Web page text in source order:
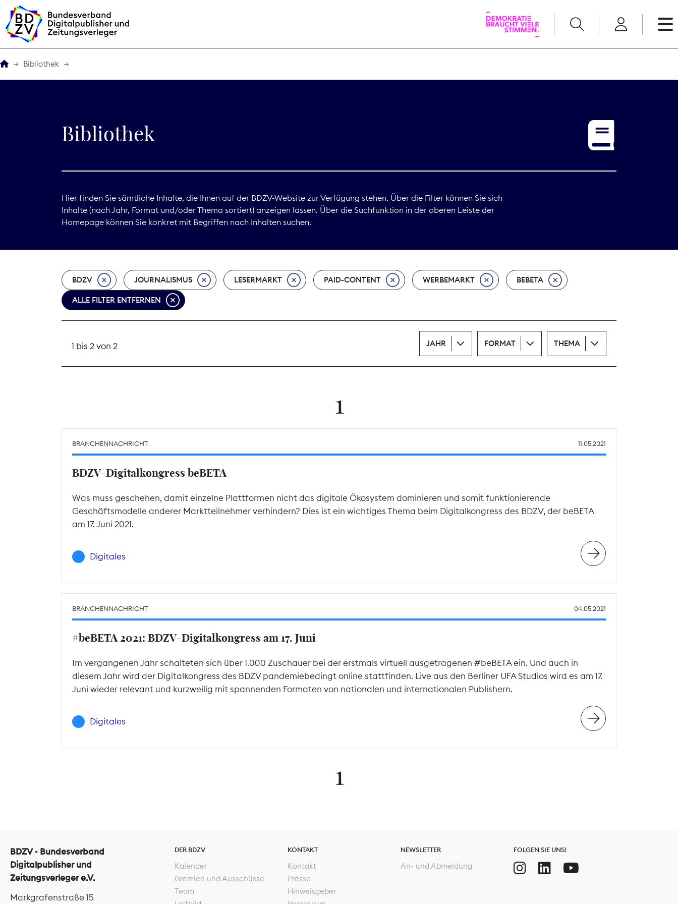
BDZVplus GmbH
Service
Print
Bibliothek
Bibliothek
Hier finden Sie sämtliche Inhalte, die Ihnen auf der BDZV-Website zur Verfügung stehen. Über die Filter können Sie sich
Inhalte (nach Jahr, Format und/oder Thema sortiert) anzeigen lassen. Über die Suchfunktion in der oberen Leiste der
Homepage können Sie konkret mit Begriffen nach Inhalten suchen.
BDZV JOURNALISMUS LESERMARKT PAID-CONTENT WERBEMARKT BEBETA
ALLE FILTER ENTFERNEN
1 bis 2 von 2 JAHR FORMAT THEMA
1
BRANCHENNACHRICHT 11.05.2021
BDZV-Digitalkongress beBETA
Was muss geschehen, damit einzelne Plattformen nicht das digitale Ökosystem dominieren und somit funktionierende
Geschäftsmodelle anderer Marktteilnehmer verhindern? Dies ist ein wichtiges Thema beim Digitalkongress des BDZV, der beBETA
am 17. Juni 2021.
Digitales
BRANCHENNACHRICHT 04.05.2021
#beBETA 2021: BDZV-Digitalkongress am 17. Juni
Im vergangenen Jahr schalteten sich über 1.000 Zuschauer bei der erstmals virtuell ausgetragenen #beBETA ein. Und auch in
diesem Jahr wird der Digitalkongress des BDZV pandemiebedingt online stattfinden. Live aus den Berliner UFA Studios wird es am 17.
Juni wieder relevant und kurzweilig mit spannenden Formaten von nationalen und internationalen Publishern.
Digitales
1
BDZV - Bundesverband
Digitalpublisher und
Zeitungsverleger e.V.
Markgrafenstraße 15
DER BDZV
Kalender
Gremien und Ausschüsse
Team
KONTAKT
Kontakt
Presse
Hinweisgeber
NEWSLETTER
An- und Abmeldung
FOLGEN SIE UNS!